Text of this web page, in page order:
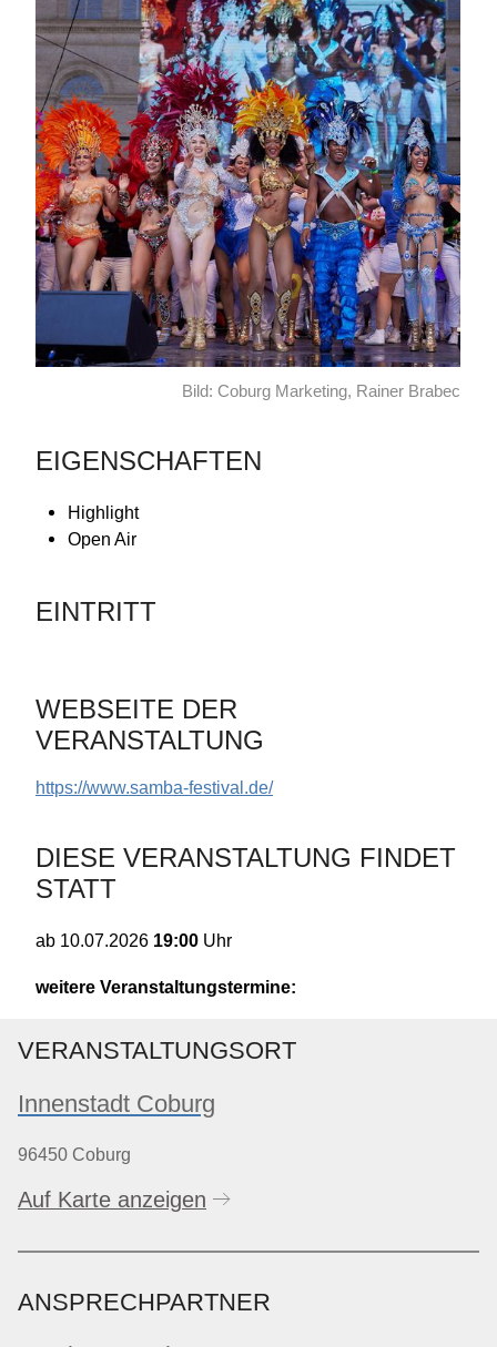
Bild: Coburg Marketing, Rainer Brabec
EIGENSCHAFTEN
Highlight
Open Air
EINTRITT
WEBSEITE DER
VERANSTALTUNG
https://www.samba-festival.de/
DIESE VERANSTALTUNG FINDET
STATT
ab 10.07.2026 19:00 Uhr
weitere Veranstaltungstermine:
VERANSTALTUNGSORT
Innenstadt Coburg
96450 Coburg
Auf Karte anzeigen
ANSPRECHPARTNER